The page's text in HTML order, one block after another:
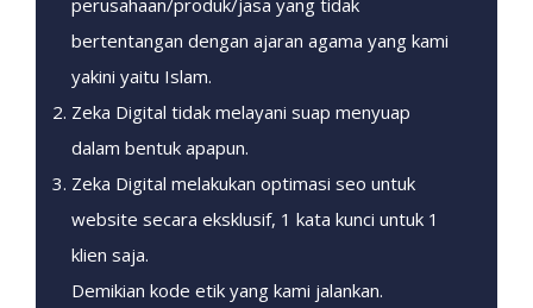
bertentangan dengan ajaran agama yang kami
yakini yaitu Islam.
Zeka Digital tidak melayani suap menyuap
dalam bentuk apapun.
Zeka Digital melakukan optimasi seo untuk
website secara eksklusif, 1 kata kunci untuk 1
klien saja.
Demikian kode etik yang kami jalankan.